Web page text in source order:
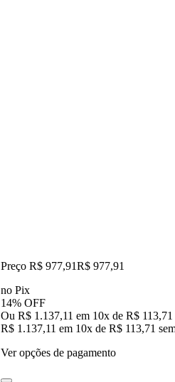
Preço R$ 977,91R$ 977,91
no Pix
14% OFF
Ou R$ 1.137,11 em 10x de R$ 113,71
R$ 1.137,11 em 10x de R$ 113,71
Ver opções de pagamento